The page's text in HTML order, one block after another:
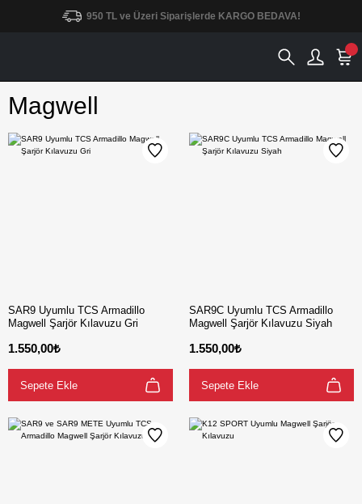
950 TL ve Üzeri Siparişlerde KARGO BEDAVA!
Magwell
SAR9 Uyumlu TCS Armadillo
Magwell Şarjör Kılavuzu Gri
1.550,00₺
Sepete Ekle
SAR9C Uyumlu TCS Armadillo
Magwell Şarjör Kılavuzu Siyah
1.550,00₺
Sepete Ekle